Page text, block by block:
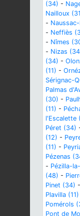
(34) -
Nailloux
-
- Neffiès
- Nîmes
- Nizas
(34) -
(11) -
Sérignac-
Palmas
(30) -
(11) -
l'Escalette
Péret (34)
(12) -
(11) -
Pézenas
- Pézilla-
(48) -
Pinet (34) -
Plavilla (11)
Pomérols
Pont de